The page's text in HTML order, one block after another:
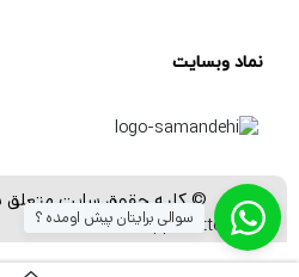
نماد وبسایت
© کلیه حقوق سایت متعلق
[whatsapp_buttons] سوالی برایتان پیش اومده ؟